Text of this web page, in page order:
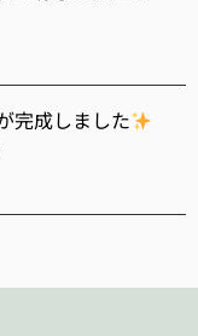
完成しました